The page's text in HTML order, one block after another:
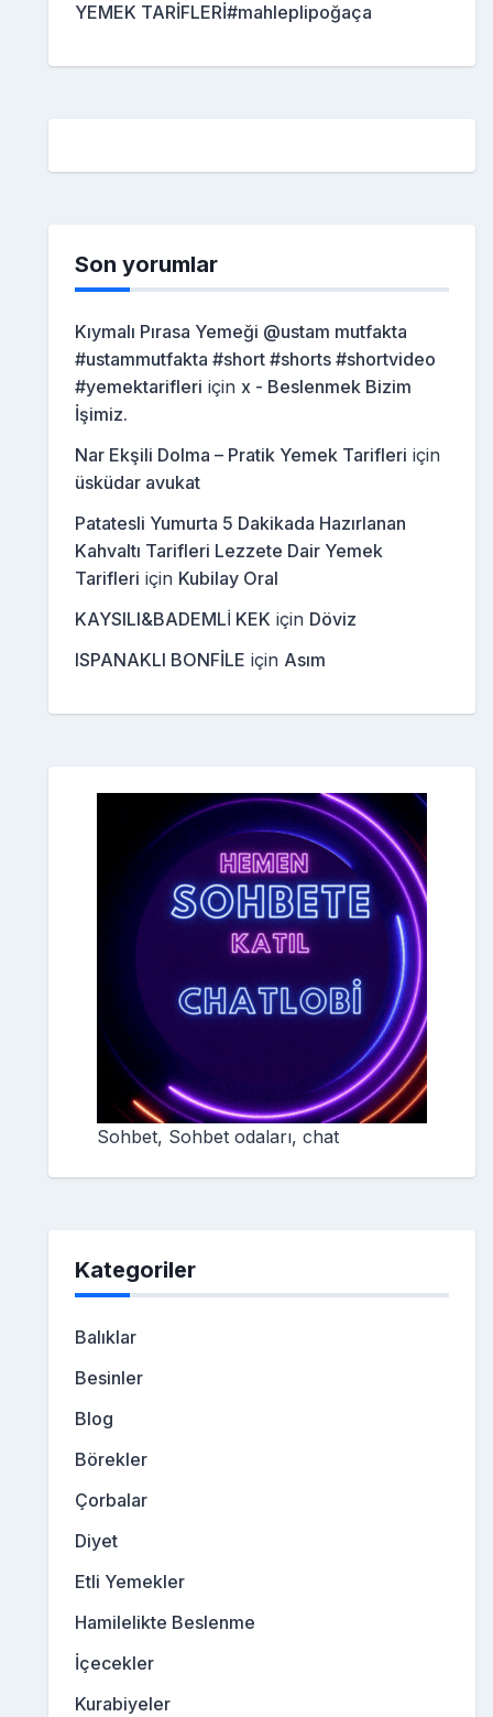
YEMEK TARİFLERİ#mahleplipoğaça
Son yorumlar
Kıymalı Pırasa Yemeği @ustam mutfakta
#ustammutfakta #short #shorts #shortvideo
#yemektarifleri için x - Beslenmek Bizim
İşimiz.
Nar Ekşili Dolma – Pratik Yemek Tarifleri için
üsküdar avukat
Patatesli Yumurta 5 Dakikada Hazırlanan
Kahvaltı Tarifleri Lezzete Dair Yemek
Tarifleri için Kubilay Oral
KAYSILI&BADEMLİ KEK için Döviz
ISPANAKLI BONFİLE için Asım
Sohbet, Sohbet odaları, chat
Kategoriler
Balıklar
Besinler
Blog
Börekler
Çorbalar
Diyet
Etli Yemekler
Hamilelikte Beslenme
İçecekler
Kurabiyeler